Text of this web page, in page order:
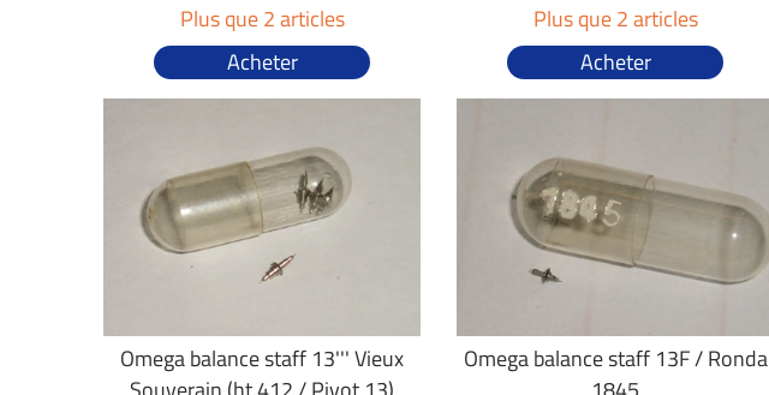
Plus que 2 articles
Acheter
Plus que 2 articles
Acheter
Omega balance staff 13''' Vieux
Omega balance staff 13F / Ronda